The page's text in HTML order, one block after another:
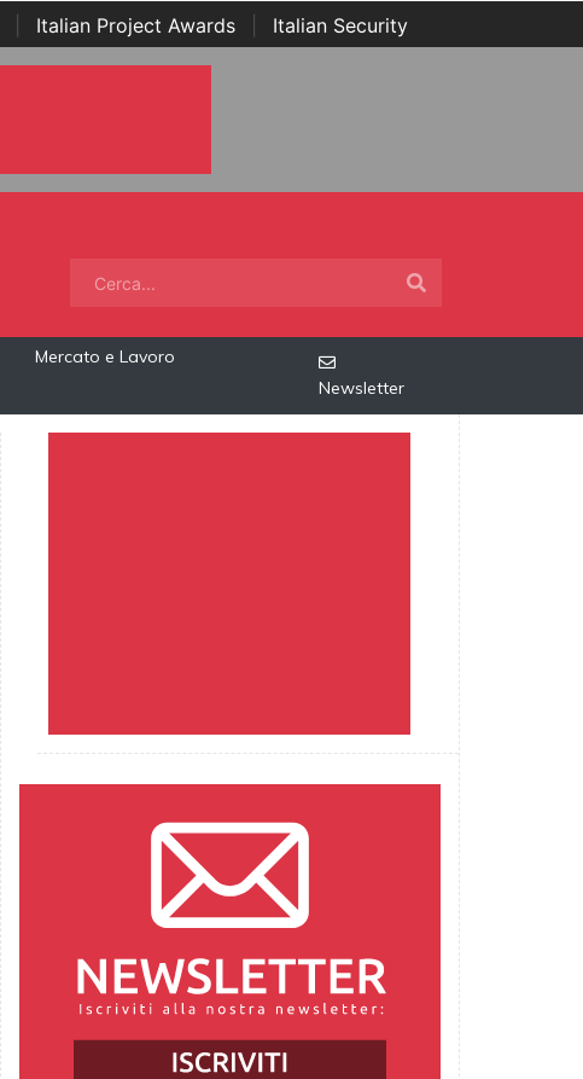
Italian Project Awards
Italian Security
Mercato e Lavoro
Newsletter